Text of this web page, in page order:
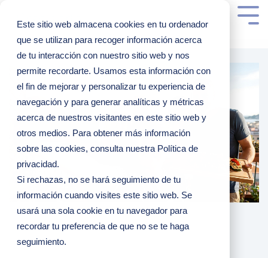
Este sitio web almacena cookies en tu ordenador
que se utilizan para recoger información acerca
de tu interacción con nuestro sitio web y nos
permite recordarte. Usamos esta información con
el fin de mejorar y personalizar tu experiencia de
navegación y para generar analíticas y métricas
acerca de nuestros visitantes en este sitio web y
otros medios. Para obtener más información
sobre las cookies, consulta nuestra Política de
privacidad.
Si rechazas, no se hará seguimiento de tu
información cuando visites este sitio web. Se
usará una sola cookie en tu navegador para
recordar tu preferencia de que no se te haga
seguimiento.